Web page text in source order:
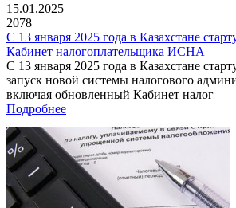
15.01.2025
2078
С 13 января 2025 года в Казахстане
Кабинет налогоплательщика ИСНА
С 13 января 2025 года в Казахстане
запуск новой системы налогового
включая обновленный Кабинет налог
Подробнее